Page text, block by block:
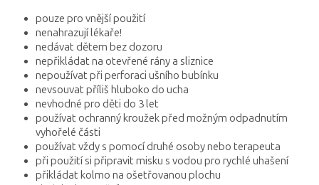
pouze pro vnější použití
nenahrazují lékaře!
nedávat dětem bez dozoru
nepřikládat na otevřené rány a sliznice
nepoužívat při perforaci ušního bubínku
nevsouvat příliš hluboko do ucha
nevhodné pro děti do 3 let
používat ochranný kroužek před možným odpadnutím
vyhořelé části
používat vždy s pomocí druhé osoby nebo terapeuta
při použití si připravit misku s vodou pro rychlé uhašení
přikládat kolmo na ošetřovanou plochu